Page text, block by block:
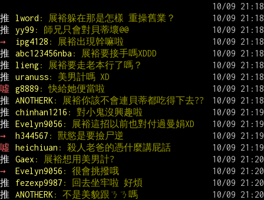
推 lword : 展裕躲在那是怎樣 重操舊業？
推
yy99 : 師兄只會對貝蒂壞@@
→
ipg4128 : 展裕出現幹嘛啦
推
abc123456nba : 展裕要接手嗎XDDD
推
lieng: 展裕要走老本行了嗎？
推
uranuss: 美男計嗎 XD
噓
g8889 : 快給她便當啦
推
ANOTHERK: 展裕你該不會連貝蒂都吃得下去??
推
chinhan1216 : 對小鬼沒興趣啦
推
Evelyn9056 : 展裕這招以前也對付過曼娟XD
→
h344567 : 獸慾是要撿尸逆
噓
heichiuan : 殺人老爸的憑什麼講屁話
推
Gaex : 展裕想用美男計?
→
Evelyn9056 : 很會挑撥哦
推
fezexp9987 : 回去坐牢啦 好煩
推
ANOTHERK: 不是美貌跟ㄋㄋ嗎